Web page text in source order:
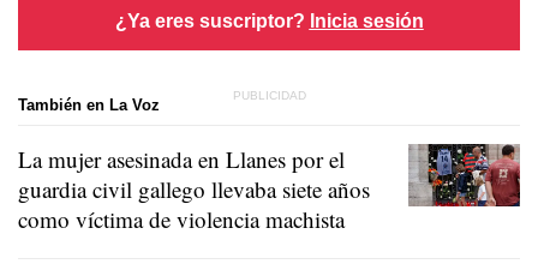
¿Ya eres suscriptor? Inicia sesión
También en La Voz
La mujer asesinada en Llanes por el
guardia civil gallego llevaba siete años
como víctima de violencia machista